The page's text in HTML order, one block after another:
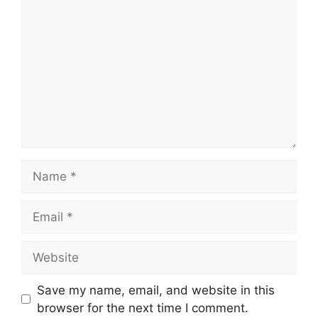
Save my name, email, and website in this
browser for the next time I comment.